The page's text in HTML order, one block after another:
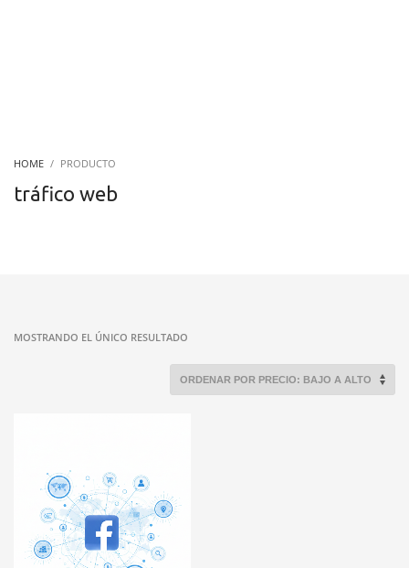
HOME PRODUCTO
tráfico web
MOSTRANDO EL ÚNICO RESULTADO